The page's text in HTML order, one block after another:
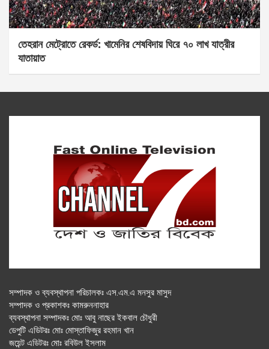
তেহরান মেট্রোতে রেকর্ড: খামেনির শেষবিদায় ঘিরে ৭০ লাখ যাত্রীর
যাতায়াত
সম্পাদক ও ব্যবস্থাপনা পরিচালকঃ এস.এম.এ মনসুর মাসুদ
সম্পাদক ও প্রকাশকঃ কামরুননাহার
ব্যবস্থাপনা সম্পাদকঃ মোঃ আবু নাছের ইকবাল চৌধুরী
ডেপুটি এডিটরঃ মোঃ মোস্তাফিজুর রহমান খান
জয়েন্ট এডিটরঃ মোঃ রবিউল ইসলাম